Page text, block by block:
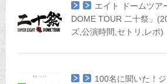
エイト ドームツア
DOME TOUR 二十祭」
ズ,公演時間,セトリ,レポ)
100名に聞いた！